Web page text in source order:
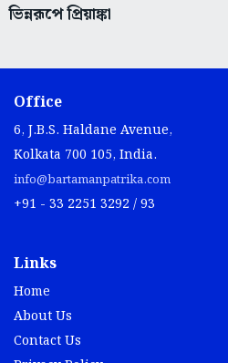
ভিন্নরূপে প্রিয়াঙ্কা
Office
6, J.B.S. Haldane Avenue,
Kolkata 700 105, India.
info@bartamanpatrika.com
+91 - 33 2251 3292 / 93
Links
Home
About Us
Contact Us